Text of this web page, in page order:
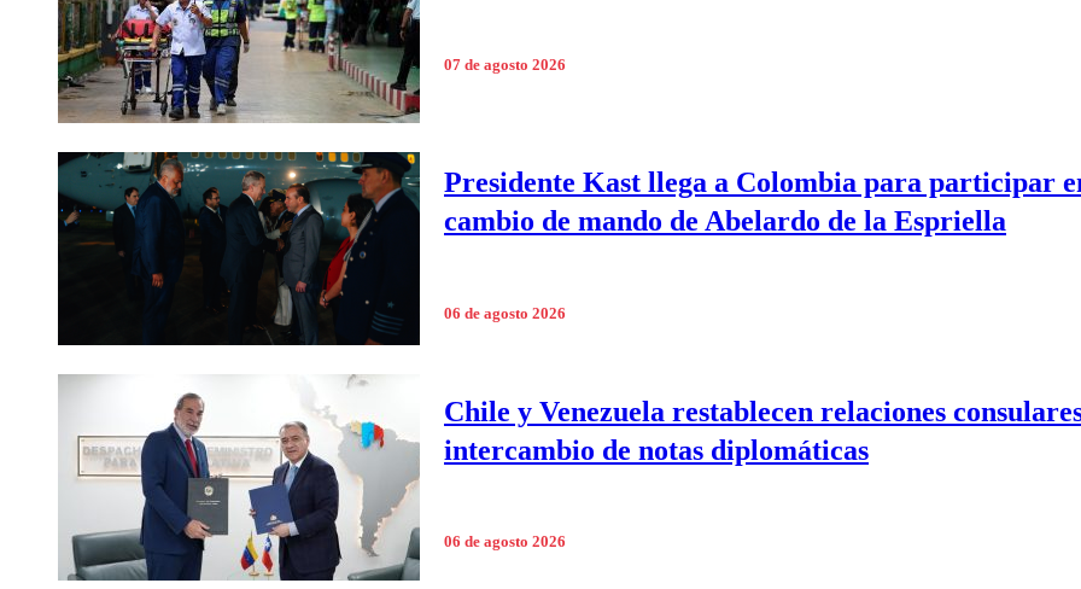
07 de agosto 2026
Presidente Kast llega a Colombia para participar
cambio de mando de Abelardo de la Espriella
06 de agosto 2026
Chile y Venezuela restablecen relaciones
intercambio de notas diplomáticas
06 de agosto 2026